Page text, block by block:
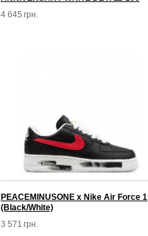
4 645 грн.
PEACEMINUSONE x Nike Air Force 1
(Black/White)
3 571 грн.